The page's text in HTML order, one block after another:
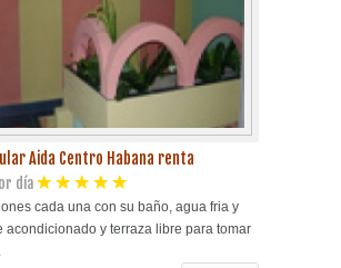
Aida Centro Habana renta
día
cada una con su baño, agua fria y
acondicionado y terraza libre para tomar